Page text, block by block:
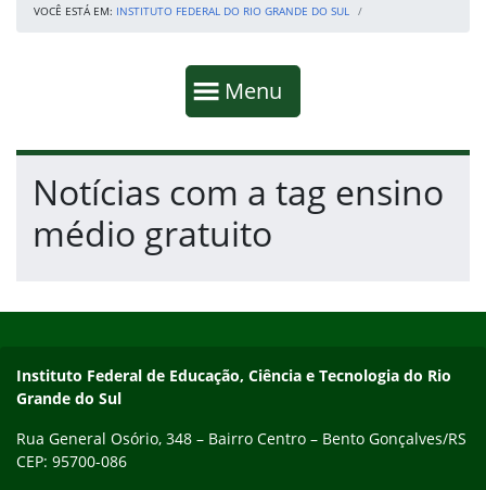
VOCÊ ESTÁ EM: INSTITUTO FEDERAL DO RIO GRANDE DO SUL
Mostrar
Menu
Fim da navegação
Início do conteúdo
Notícias com a tag ensino
médio gratuito
Contato
Instituto Federal de Educação, Ciência e Tecnologia do Rio
Grande do Sul
Rua General Osório, 348 – Bairro Centro – Bento Gonçalves/RS
CEP: 95700-086